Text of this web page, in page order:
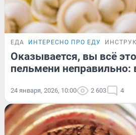
ЕДА ИНТЕРЕСНО ПРО ЕДУ
Оказывается, вы всё
пельмени неправильно:
24 января, 2026, 10:00 2 603 4